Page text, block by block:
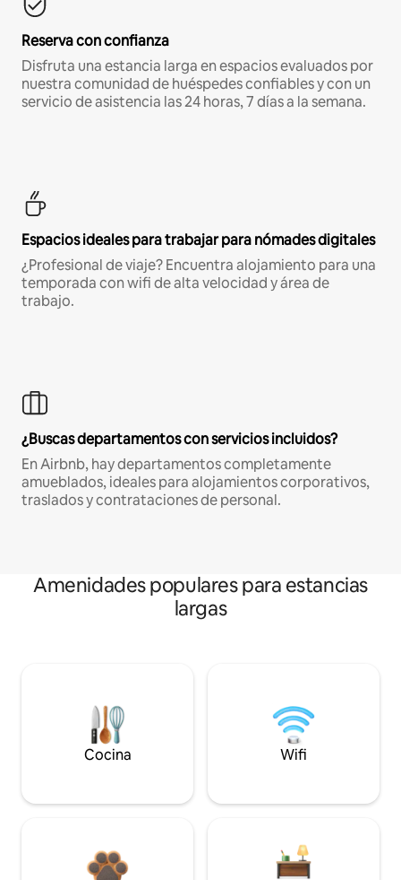
Reserva con confianza
Disfruta una estancia larga en espacios evaluados por
nuestra comunidad de huéspedes confiables y con un
servicio de asistencia las 24 horas, 7 días a la semana.
Espacios ideales para trabajar para nómades digitales
¿Profesional de viaje? Encuentra alojamiento para una
temporada con wifi de alta velocidad y área de
trabajo.
¿Buscas departamentos con servicios incluidos?
En Airbnb, hay departamentos completamente
amueblados, ideales para alojamientos corporativos,
traslados y contrataciones de personal.
Amenidades populares para estancias
largas
Cocina Wifi